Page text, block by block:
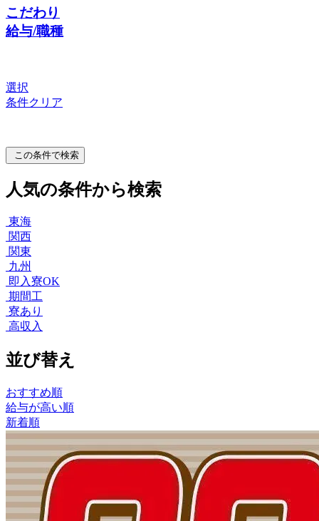
こだわり
給与/職種
選択
条件クリア
この条件で検索
人気の条件から検索
東海
関西
関東
九州
即入寮OK
期間工
寮あり
高収入
並び替え
おすすめ順
給与が高い順
新着順